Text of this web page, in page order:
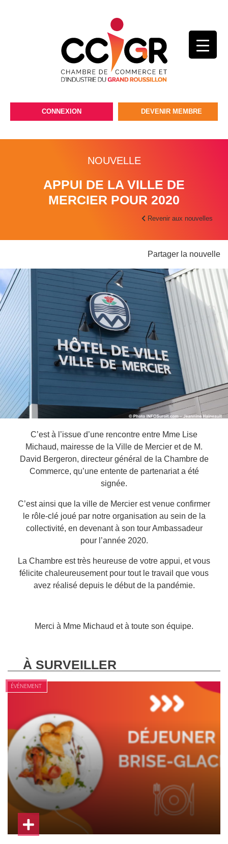
CONNEXION DEVENIR MEMBRE
NOUVELLE
APPUI DE LA VILLE DE
MERCIER POUR 2020
Revenir aux nouvelles
Partager la nouvelle
C’est à l’issue d’une rencontre entre Mme Lise
Michaud, mairesse de la Ville de Mercier et de M.
David Bergeron, directeur général de la Chambre de
Commerce, qu’une entente de partenariat a été
signée.
C’est ainsi que la ville de Mercier est venue confirmer
le rôle-clé joué par notre organisation au sein de la
collectivité, en devenant à son tour Ambassadeur
pour l’année 2020.
La Chambre est très heureuse de votre appui, et vous
félicite chaleureusement pour tout le travail que vous
avez réalisé depuis le début de la pandémie.
Merci à Mme Michaud et à toute son équipe.
À SURVEILLER
ÉVÉNEMENT